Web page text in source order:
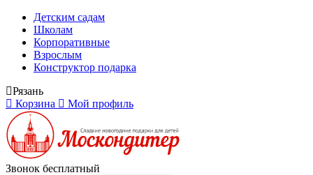
Детским садам
Школам
Корпоративные
Взрослым
Конструктор подарка
Рязань
Корзина
Мой профиль
Звонок бесплатный